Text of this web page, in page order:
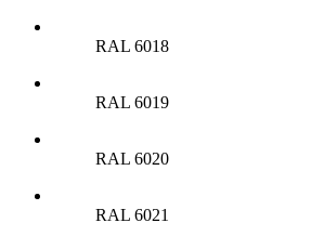
RAL 6018
RAL 6019
RAL 6020
RAL 6021